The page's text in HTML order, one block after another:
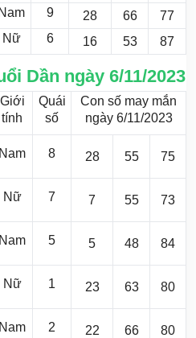
Nam 9 28 66
77
Nữ
6 16 53 87
Dần ngày 6/11/2023
Giới
tính
Quái
số
Con số may mắn
ngày 6/11/2023
Nam 8 28 55 75
Nữ 7 7 55 73
Nam 5 5 48 84
Nữ 1 23 63 80
Nam 2 22 66 80